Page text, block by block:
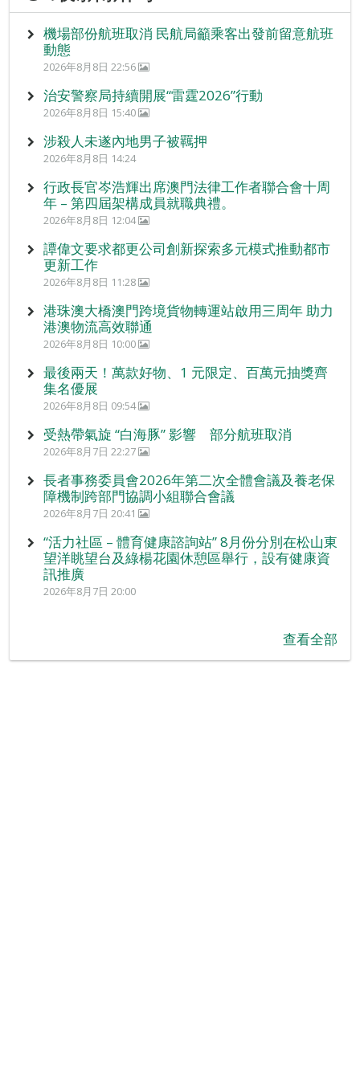
機場部份航班取消 民航局籲乘客出發前留意航班
動態
2026年8月8日 22:56
治安警察局持續開展“雷霆2026”行動
2026年8月8日 15:40
涉殺人未遂內地男子被羈押
2026年8月8日 14:24
行政長官岑浩輝出席澳門法律工作者聯合會十周
年 – 第四屆架構成員就職典禮。
2026年8月8日 12:04
譚偉文要求都更公司創新探索多元模式推動都市
更新工作
2026年8月8日 11:28
港珠澳大橋澳門跨境貨物轉運站啟用三周年 助力
港澳物流高效聯通
2026年8月8日 10:00
最後兩天！萬款好物、1 元限定、百萬元抽獎齊
集名優展
2026年8月8日 09:54
受熱帶氣旋 “白海豚” 影響 部分航班取消
2026年8月7日 22:27
長者事務委員會2026年第二次全體會議及養老保
障機制跨部門協調小組聯合會議
2026年8月7日 20:41
“活力社區 – 體育健康諮詢站” 8月份分別在松山東
望洋眺望台及綠楊花園休憩區舉行，設有健康資
訊推廣
2026年8月7日 20:00
查看全部